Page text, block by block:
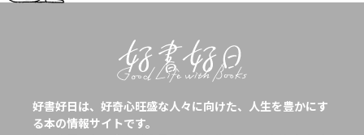
好書好日は、好奇心旺盛な人々に向けた、人生を豊かにす
る本の情報サイトです。